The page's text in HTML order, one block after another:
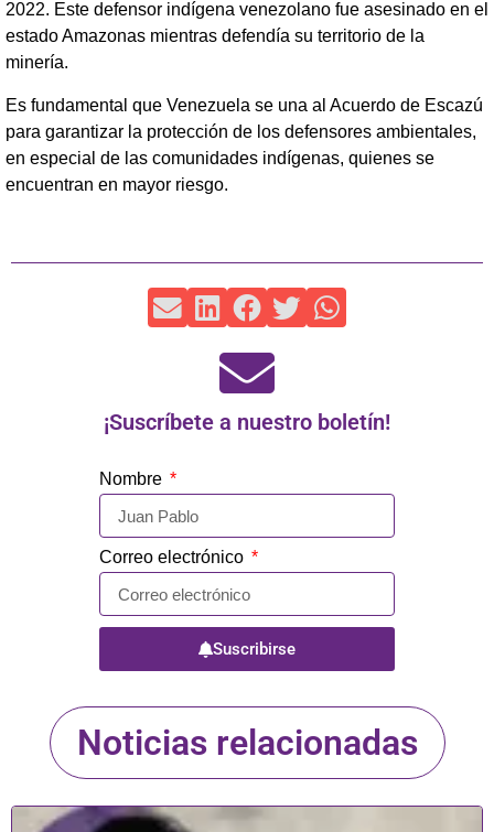
2022. Este defensor indígena venezolano fue asesinado en el
estado Amazonas mientras defendía su territorio de la
minería.
Es fundamental que Venezuela se una al Acuerdo de Escazú
para garantizar la protección de los defensores ambientales,
en especial de las comunidades indígenas, quienes se
encuentran en mayor riesgo.
¡Suscríbete a nuestro boletín!
Nombre
Correo electrónico
Suscribirse
Noticias relacionadas